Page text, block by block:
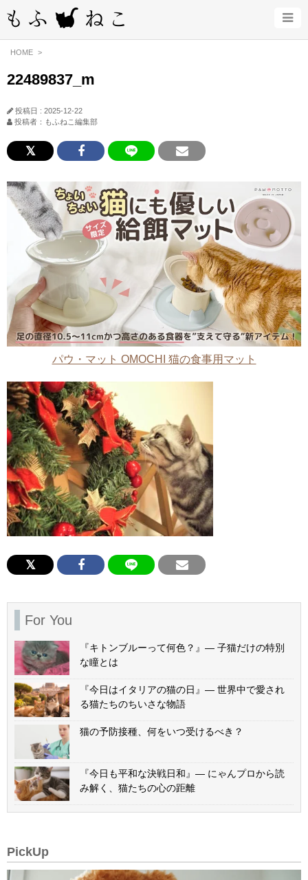
HOME
22489837_m
投稿日 : 2025-12-22
投稿者：もふねこ編集部
パウ・マット OMOCHI 猫の食事用マット
For You
『キトンブルーって何色？』— 子猫だけの特別
な瞳とは
『今日はイタリアの猫の日』— 世界中で愛され
る猫たちのちいさな物語
猫の予防接種、何をいつ受けるべき？
『今日も平和な決戦日和』— にゃんプロから読
み解く、猫たちの心の距離
PickUp